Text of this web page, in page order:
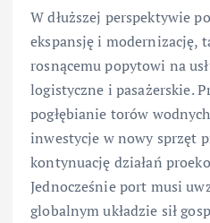
W dłuższej perspektywie
ekspansję i modernizację,
rosnącemu popytowi na
logistyczne i pasażerskie.
pogłębianie torów
inwestycje w nowy sprzęt
kontynuację działań
Jednocześnie port musi
globalnym układzie sił